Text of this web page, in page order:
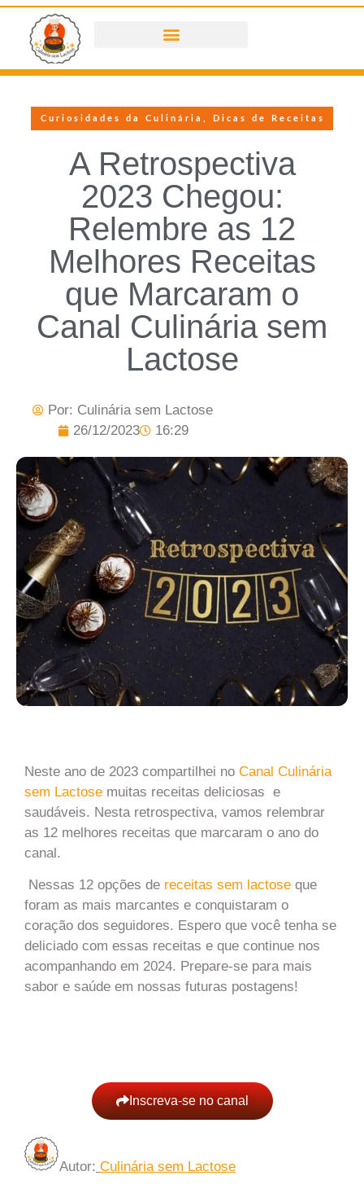
Curiosidades da Culinária Dicas de Receitas
A Retrospectiva
2023 Chegou:
Relembre as 12
Melhores Receitas
que Marcaram o
Canal Culinária sem
Lactose
Por: Culinária sem Lactose
26/12/2023
16:29
Neste ano de 2023 compartilhei no Canal Culinária
sem Lactose muitas receitas deliciosas e
saudáveis. Nesta retrospectiva, vamos relembrar
as 12 melhores receitas que marcaram o ano do
canal.
Nessas 12 opções de receitas sem lactose que
foram as mais marcantes e conquistaram o
coração dos seguidores. Espero que você tenha se
deliciado com essas receitas e que continue nos
acompanhando em 2024. Prepare-se para mais
sabor e saúde em nossas futuras postagens!
Inscreva-se no canal
Autor: Culinária sem Lactose